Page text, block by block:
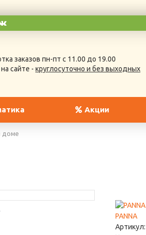
заказов пн-пт с 11.00 до 19.00
сайте - круглосуточно и без выходных
Акции
доме
PANNA
Артикул: